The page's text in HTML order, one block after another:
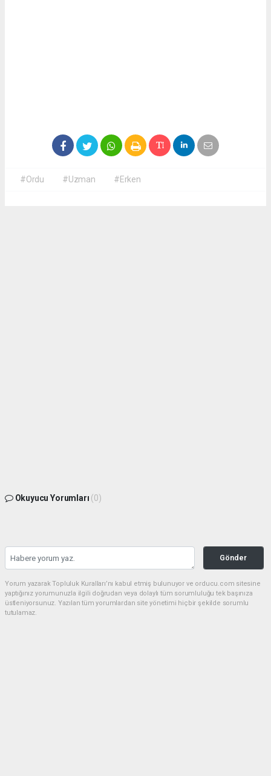
#Ordu #Uzman #Erken
Okuyucu Yorumları (0)
Gönder
Yorum yazarak Topluluk Kuralları’nı kabul etmiş bulunuyor ve orducu.com sitesine
yaptığınız yorumunuzla ilgili doğrudan veya dolaylı tüm sorumluluğu tek başınıza
üstleniyorsunuz. Yazılan tüm yorumlardan site yönetimi hiçbir şekilde sorumlu
tutulamaz.